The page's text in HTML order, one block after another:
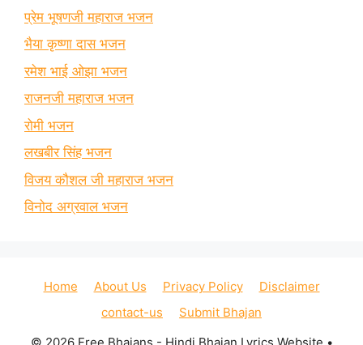
प्रेम भूषणजी महाराज भजन
भैया कृष्णा दास भजन
रमेश भाई ओझा भजन
राजनजी महाराज भजन
रोमी भजन
लखबीर सिंह भजन
विजय कौशल जी महाराज भजन
विनोद अग्रवाल भजन
Home About Us Privacy Policy
Disclaimer
contact-us
Submit Bhajan